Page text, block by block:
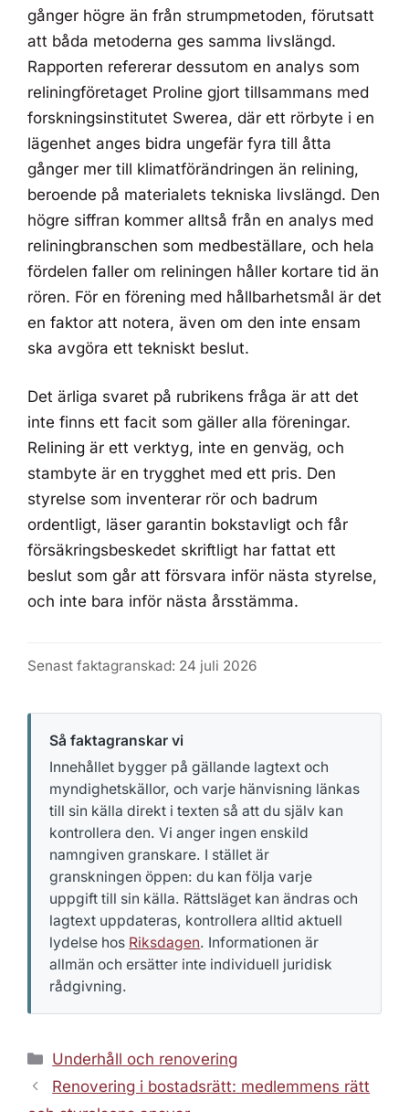
gånger högre än från strumpmetoden, förutsatt
att båda metoderna ges samma livslängd.
Rapporten refererar dessutom en analys som
reliningföretaget Proline gjort tillsammans med
forskningsinstitutet Swerea, där ett rörbyte i en
lägenhet anges bidra ungefär fyra till åtta
gånger mer till klimatförändringen än relining,
beroende på materialets tekniska livslängd. Den
högre siffran kommer alltså från en analys med
reliningbranschen som medbeställare, och hela
fördelen faller om reliningen håller kortare tid än
rören. För en förening med hållbarhetsmål är det
en faktor att notera, även om den inte ensam
ska avgöra ett tekniskt beslut.
Det ärliga svaret på rubrikens fråga är att det
inte finns ett facit som gäller alla föreningar.
Relining är ett verktyg, inte en genväg, och
stambyte är en trygghet med ett pris. Den
styrelse som inventerar rör och badrum
ordentligt, läser garantin bokstavligt och får
försäkringsbeskedet skriftligt har fattat ett
beslut som går att försvara inför nästa styrelse,
och inte bara inför nästa årsstämma.
Senast faktagranskad: 24 juli 2026
Så faktagranskar vi
Innehållet bygger på gällande lagtext och
myndighetskällor, och varje hänvisning länkas
till sin källa direkt i texten så att du själv kan
kontrollera den. Vi anger ingen enskild
namngiven granskare. I stället är
granskningen öppen: du kan följa varje
uppgift till sin källa. Rättsläget kan ändras och
lagtext uppdateras, kontrollera alltid aktuell
lydelse hos Riksdagen. Informationen är
allmän och ersätter inte individuell juridisk
rådgivning.
Kategorier
Underhåll och renovering
Renovering i bostadsrätt: medlemmens rätt